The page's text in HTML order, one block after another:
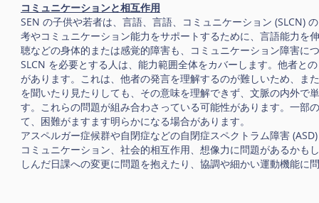
コミュニケーションと相互作用
SEN の子供や若者は、言語、言語、コミュニケーション (SLCN)
考やコミュニケーション能力をサポートするために、言語能力を
聴などの身体的または感覚的障害も、コミュニケーション障害に
SLCN を必要とする人は、能力範囲全体をカバーします。他者と
があります。これは、他者の発言を理解するのが難しいため、ま
を聞いたり見たりしても、その意味を理解できず、文脈の内外
す。これらの問題が組み合わさっている可能性があります。一部
て、困難がますます明らかになる場合があります。
アスペルガー症候群や自閉症などの自閉症スペクトラム障害
コミュニケーション、社会的相互作用、想像力に問題があるか
しんだ日課への変更に問題を抱えたり、協調や細かい運動機能に